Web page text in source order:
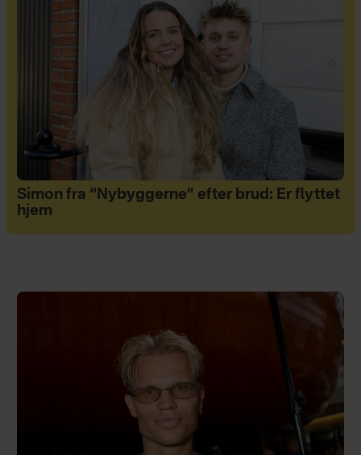
Simon fra “Nybyggerne” efter brud: Er flyttet
hjem